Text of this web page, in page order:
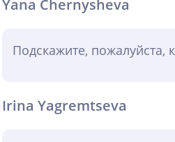
Yana Chernysheva
Подскажите, пожалуйста,
Irina Yagremtseva